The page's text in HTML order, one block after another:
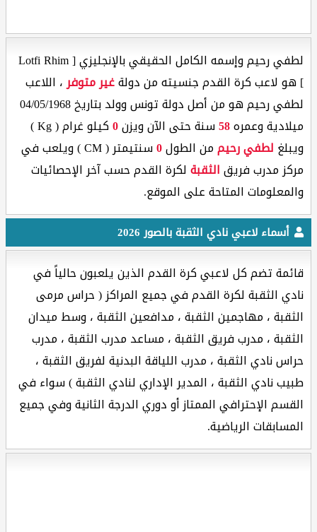
لطفي رحيم وإسمه الكامل الحقيقي بالإنجليزي [ Lotfi Rhim
] هو لاعب كرة القدم جنسيته من دولةغير متوفر، اللاعب
لطفي رحيم هو من أصل دولة تونس وولد بتاريخ 04/05/1968
ميلادية وعمره58سنة حتى الآن ويزن0
كيلو غرام ( Kg )
ويبلغ لطفي رحيممن الطول0
سنتيمتر ( CM ) ويلعب في
مركز مدرب فريقالثقبةلكرة القدم حسب آخر الإحصائيات
والمعلومات المتاحة على الموقع.
أسماء لاعبي نادي الثقبة بالصور 2026
قائمة تضم كل لاعبي كرة القدم الذين يلعبون حالياً في
نادي الثقبة لكرة القدم في جميع المراكز ( حراس مرمى
الثقبة ، مهاجمين الثقبة ، مدافعين الثقبة ، وسط ميدان
الثقبة ، مدرب فريق الثقبة ، مساعد مدرب الثقبة ، مدرب
حراس نادي الثقبة ، مدرب اللياقة البدنية لفريق الثقبة ،
طبيب نادي الثقبة ، المدير الإداري لنادي الثقبة ) سواء في
القسم الإحترافي الممتاز أو دوري الدرجة الثانية وفي جميع
المسابقات الرياضية.